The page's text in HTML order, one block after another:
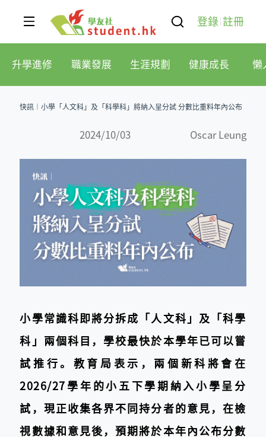
登錄 註冊
升學進修 職業發展 生涯規劃 健康成長 懶
快訊︱小學「人文科」及「科學科」將納入呈分試 分數比重料年內公布
2024/10/03 Oscar Leung
小學常識科即將分拆成「人文科」及「科學
科」兩個科目，學校最快於本學年已可以嘗
試推行。教育局表示，兩個新科將會在
2026/27學年的小五下學期納入小學呈分
試，現正收集各界不同持分者的意見，在檢
視數據和意見後，預期將於本年內公布分數